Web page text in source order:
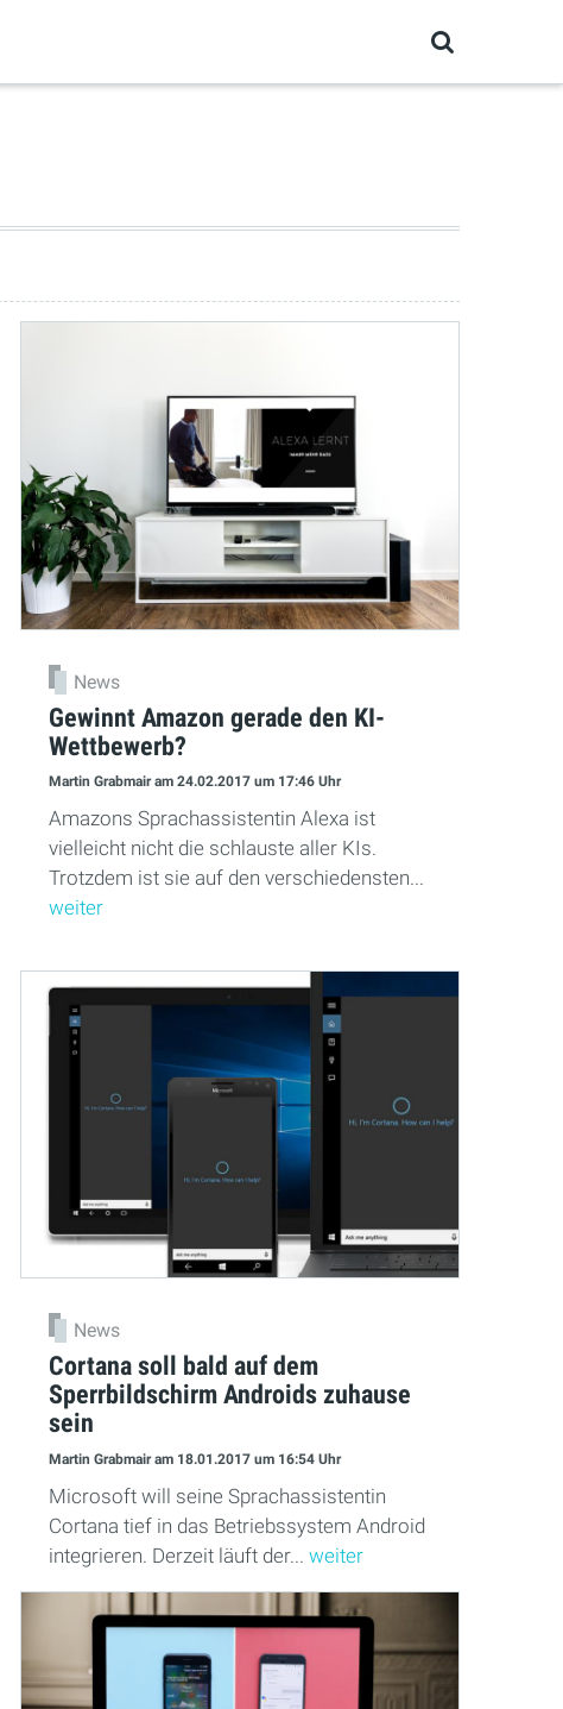
News
Gewinnt Amazon gerade den KI-
Wettbewerb?
Martin Grabmairam 24.02.2017 um 17:46 Uhr
Amazons Sprachassistentin Alexa ist
vielleicht nicht die schlauste aller KIs.
Trotzdem ist sie auf den verschiedensten...
weiter
News
Cortana soll bald auf dem
Sperrbildschirm Androids zuhause
sein
Martin Grabmairam 18.01.2017 um 16:54 Uhr
Microsoft will seine Sprachassistentin
Cortana tief in das Betriebssystem Android
integrieren. Derzeit läuft der... weiter